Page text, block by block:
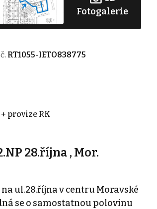
Fotogalerie
RT1055-IETO838775
provize RK
28.října , Mor.
ul.28.října v centru Moravské
se o samostatnou polovinu